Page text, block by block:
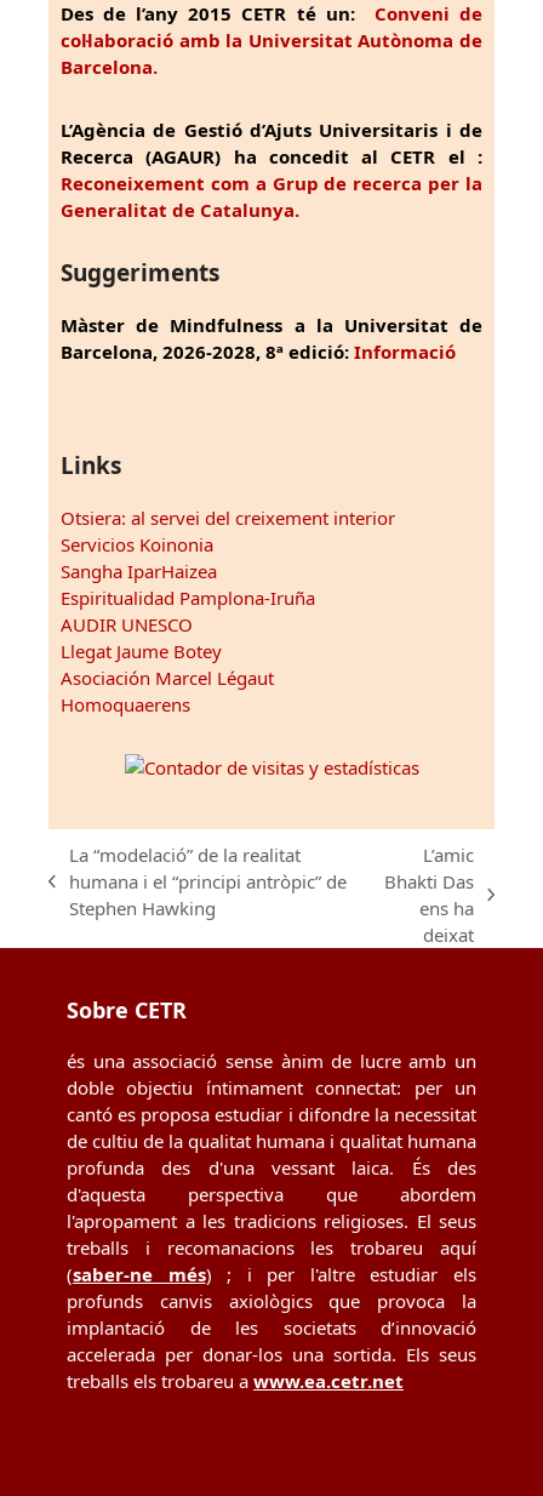
Des de l’any 2015 CETR té un: Conveni de
col·laboració amb la Universitat Autònoma de
Barcelona.
L’Agència de Gestió d’Ajuts Universitaris i de
Recerca (AGAUR) ha concedit al CETR el :
Reconeixement com a Grup de recerca per la
Generalitat de Catalunya.
Suggeriments
Màster de Mindfulness a la Universitat de
Barcelona, 2026-2028, 8ª edició: Informació
Links
Otsiera: al servei del creixement interior
Servicios Koinonia
Sangha IparHaizea
Espiritualidad Pamplona-Iruña
AUDIR UNESCO
Llegat Jaume Botey
Asociación Marcel Légaut
Homoquaerens
previous
post:
La “modelació” de la realitat
humana i el “principi antròpic” de
Stephen Hawking
L’amic
Bhakti Das
ens ha
deixat
Sobre CETR
és una associació sense ànim de lucre amb un
doble objectiu íntimament connectat: per un
cantó es proposa estudiar i difondre la necessitat
de cultiu de la qualitat humana i qualitat humana
profunda des d'una vessant laica. És des
d'aquesta perspectiva que abordem
l'apropament a les tradicions religioses. El seus
treballs i recomanacions les trobareu aquí
(saber-ne més) ; i per l'altre estudiar els
profunds canvis axiològics que provoca la
implantació de les societats d’innovació
accelerada per donar-los una sortida. Els seus
treballs els trobareu a www.ea.cetr.net